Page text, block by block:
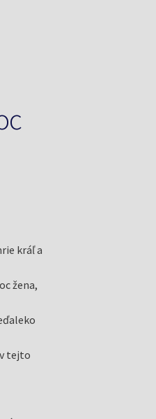
kráľ a
žena,
tejto